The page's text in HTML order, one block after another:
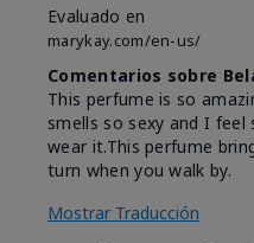
Evaluado en
marykay.com/en-us/
Comentarios sobre
This perfume is so
smells so sexy and I
wear it.This perfume
turn when you walk by.
Mostrar Traducción